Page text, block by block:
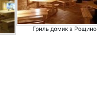
Гриль домик в Рощино